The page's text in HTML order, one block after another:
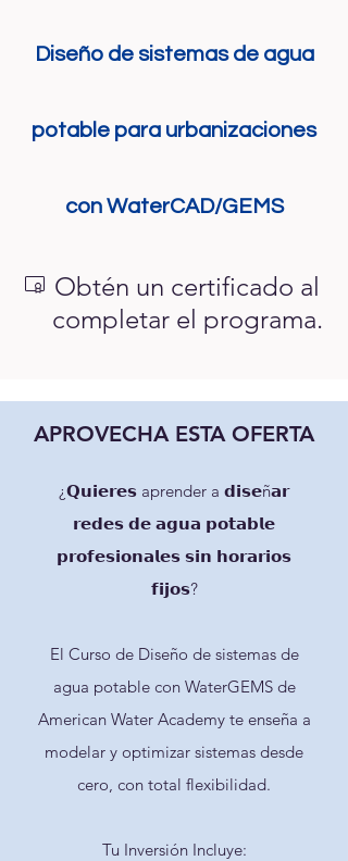
Diseño de sistemas de agua
potable para urbanizaciones
con WaterCAD/GEMS
Obtén un certificado al
completar el programa.
APROVECHA ESTA OFERTA
¿𝗤𝘂𝗶𝗲𝗿𝗲𝘀 aprender a 𝗱𝗶𝘀𝗲ñ𝗮𝗿
𝗿𝗲𝗱𝗲𝘀 𝗱𝗲 𝗮𝗴𝘂𝗮 𝗽𝗼𝘁𝗮𝗯𝗹𝗲
𝗽𝗿𝗼𝗳𝗲𝘀𝗶𝗼𝗻𝗮𝗹𝗲𝘀 𝘀𝗶𝗻 𝗵𝗼𝗿𝗮𝗿𝗶𝗼𝘀
𝗳𝗶𝗷𝗼𝘀?
El Curso de Diseño de sistemas de
agua potable con WaterGEMS de
American Water Academy te enseña a
modelar y optimizar sistemas desde
cero, con total flexibilidad.
Tu Inversión Incluye: